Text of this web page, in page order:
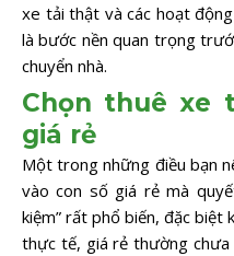
xe tải thật và các hoạt
là bước nền quan trọng
chuyển nhà.
Chọn thuê xe
giá rẻ
Một trong những điều bạn
vào con số giá rẻ mà
kiệm” rất phổ biến, đặc biệt
thực tế, giá rẻ thường chưa